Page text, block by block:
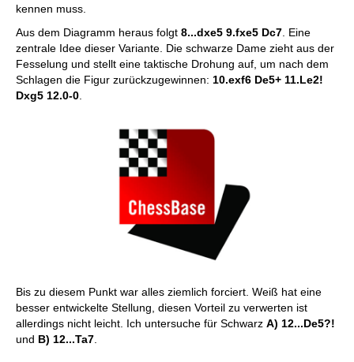
kennen muss.
Aus dem Diagramm heraus folgt 8...dxe5 9.fxe5 Dc7 . Eine
zentrale Idee dieser Variante. Die schwarze Dame zieht aus der
Fesselung und stellt eine taktische Drohung auf, um nach dem
Schlagen die Figur zurückzugewinnen: 10.exf6 De5+ 11.Le2!
Dxg5 12.0-0
Bis zu diesem Punkt war alles ziemlich forciert. Weiß hat eine
besser entwickelte Stellung, diesen Vorteil zu verwerten ist
allerdings nicht leicht. Ich untersuche für Schwarz A) 12...De5?!
und B) 12...Ta7